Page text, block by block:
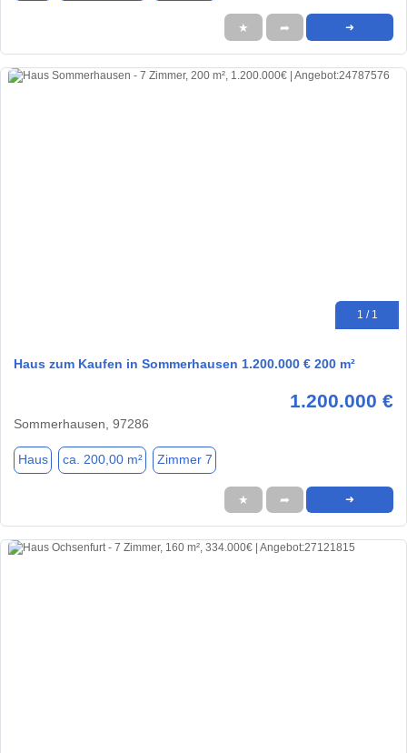
★ ➦ ➜
1 / 1
Haus zum Kaufen in Sommerhausen 1.200.000 € 200 m²
1.200.000 €
Sommerhausen, 97286
Haus ca. 200,00 m² Zimmer 7
★ ➦ ➜